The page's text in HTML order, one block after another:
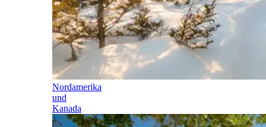
Nordamerika
und
Kanada